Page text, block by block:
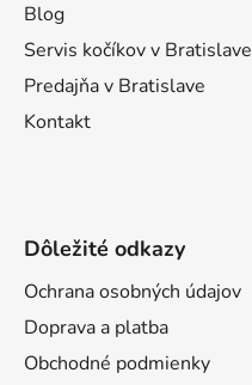
Blog
Servis kočíkov v Bratislave
Predajňa v Bratislave
Kontakt
Dôležité odkazy
Ochrana osobných údajov
Doprava a platba
Obchodné podmienky